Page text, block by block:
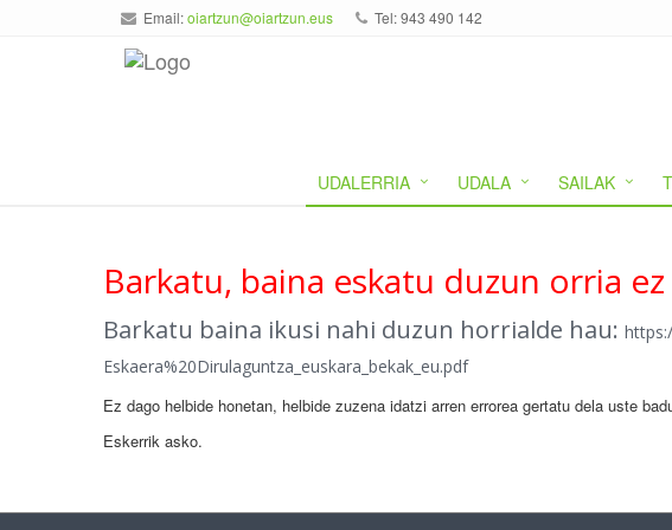
Email:oiartzun@oiartzun.eus Tel: 943 490 142
UDALERRIA UDALA SAILAK
Barkatu, baina eskatu duzun orria
Barkatu baina ikusi nahi duzun horrialde hau:
Eskaera%20Dirulaguntza_euskara_bekak_eu.pdf
Ez dago helbide honetan, helbide zuzena idatzi arren errorea gertatu dela uste
Eskerrik asko.